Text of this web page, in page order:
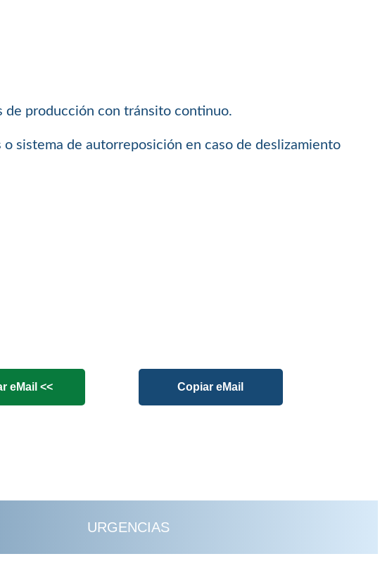
de producción con tránsito continuo.
sistema de autorreposición en caso de deslizamiento
eMail << Copiar eMail
URGENCIAS